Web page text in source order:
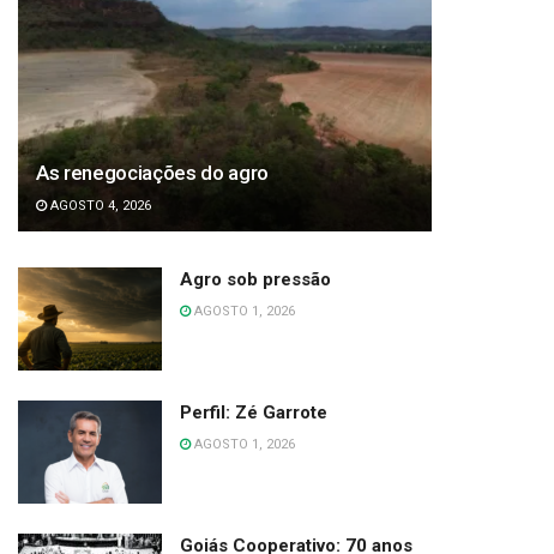
As renegociações do agro
AGOSTO 4, 2026
Agro sob pressão
AGOSTO 1, 2026
Perfil: Zé Garrote
AGOSTO 1, 2026
Goiás Cooperativo: 70 anos